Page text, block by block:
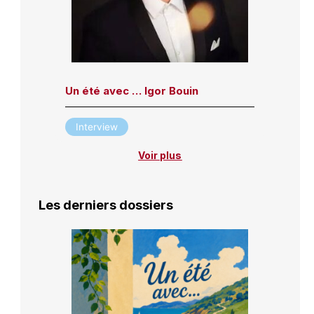
Un été avec … Igor Bouin
Interview
Voir plus
Les derniers dossiers